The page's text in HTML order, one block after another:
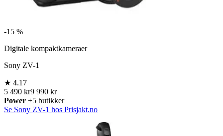
-15 %
Digitale kompaktkameraer
Sony ZV-1
★ 4.17
5 490 kr9 990 kr
Power +5 butikker
Se Sony ZV-1 hos Prisjakt.no